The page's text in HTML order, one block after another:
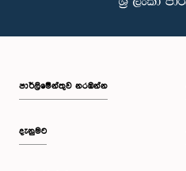
පාර්ලි‌මේන්තුව නරඹන්න
දැනුමට